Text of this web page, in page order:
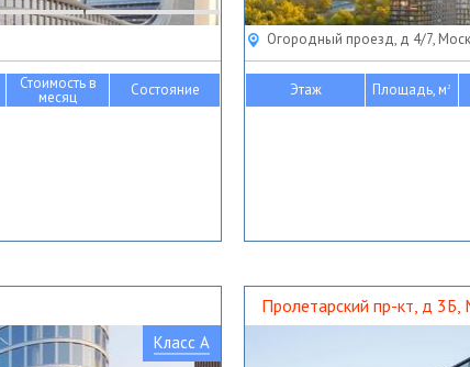
Стоимость в
месяц Состояние
Огородный проезд, д 4/7,
Этаж Площадь, м2
Класс A
Пролетарский пр-кт, д 3Б,